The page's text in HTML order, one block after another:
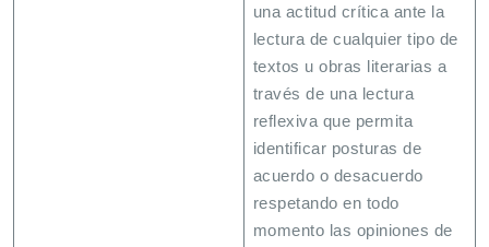
una actitud crítica ante la
lectura de cualquier tipo de
textos u obras literarias a
través de una lectura
reflexiva que permita
identificar posturas de
acuerdo o desacuerdo
respetando en todo
momento las opiniones de